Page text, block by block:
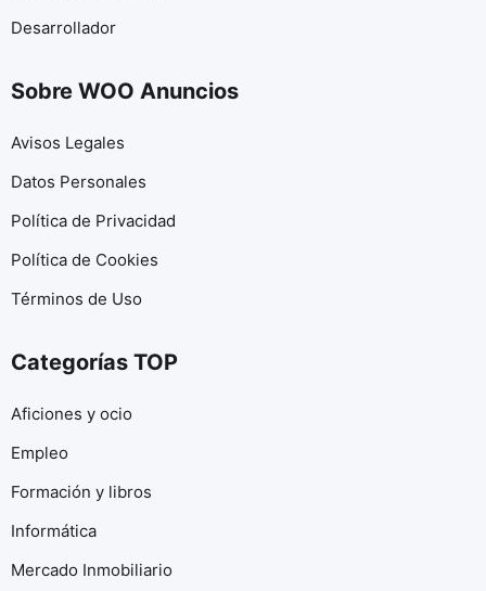
Desarrollador
Sobre WOO Anuncios
Avisos Legales
Datos Personales
Política de Privacidad
Política de Cookies
Términos de Uso
Categorías TOP
Aficiones y ocio
Empleo
Formación y libros
Informática
Mercado Inmobiliario